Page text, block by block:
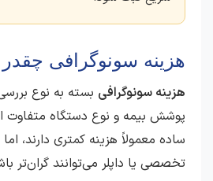
هزینه سونوگرافی
هزینه سونوگرافی بسته به نوع
پوشش بیمه و نوع دستگاه متفاوت
ساده معمولاً هزینه کمتری دارند،
تخصصی یا داپلر می‌توانند گران‌تر